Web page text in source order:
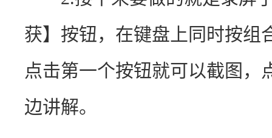
获】按钮，在键盘上同时按组
点击第一个按钮就可以截图，
边讲解。